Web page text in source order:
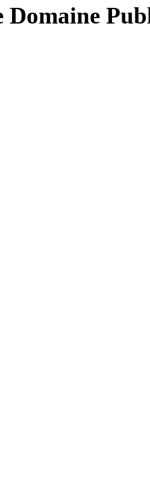
Domaine